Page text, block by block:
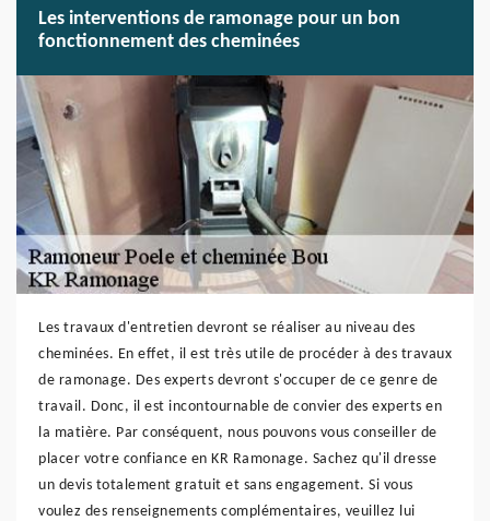
Les interventions de ramonage pour un bon
fonctionnement des cheminées
Les travaux d'entretien devront se réaliser au niveau des
cheminées. En effet, il est très utile de procéder à des travaux
de ramonage. Des experts devront s'occuper de ce genre de
travail. Donc, il est incontournable de convier des experts en
la matière. Par conséquent, nous pouvons vous conseiller de
placer votre confiance en KR Ramonage. Sachez qu'il dresse
un devis totalement gratuit et sans engagement. Si vous
voulez des renseignements complémentaires, veuillez lui